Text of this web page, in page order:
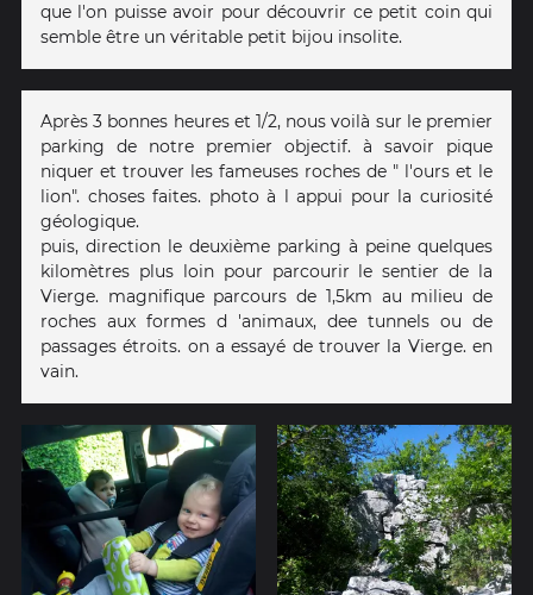
que l'on puisse avoir pour découvrir ce petit coin qui
semble être un véritable petit bijou insolite.
Après 3 bonnes heures et 1/2, nous voilà sur le premier
parking de notre premier objectif. à savoir pique
niquer et trouver les fameuses roches de " l'ours et le
lion". choses faites. photo à l appui pour la curiosité
géologique.
puis, direction le deuxième parking à peine quelques
kilomètres plus loin pour parcourir le sentier de la
Vierge. magnifique parcours de 1,5km au milieu de
roches aux formes d 'animaux, dee tunnels ou de
passages étroits. on a essayé de trouver la Vierge. en
vain.